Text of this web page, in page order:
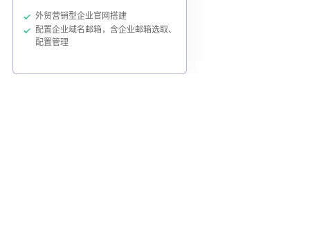
外贸营销型企业官网搭建
配置企业域名邮箱，含企业邮箱选取、
配置管理